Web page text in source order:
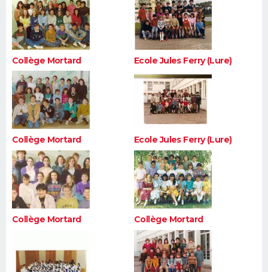
Collège Mortard Ecole Jules Ferry (Lure)
Collège Mortard Ecole Jules Ferry (Lure)
Collège Mortard Collège Mortard